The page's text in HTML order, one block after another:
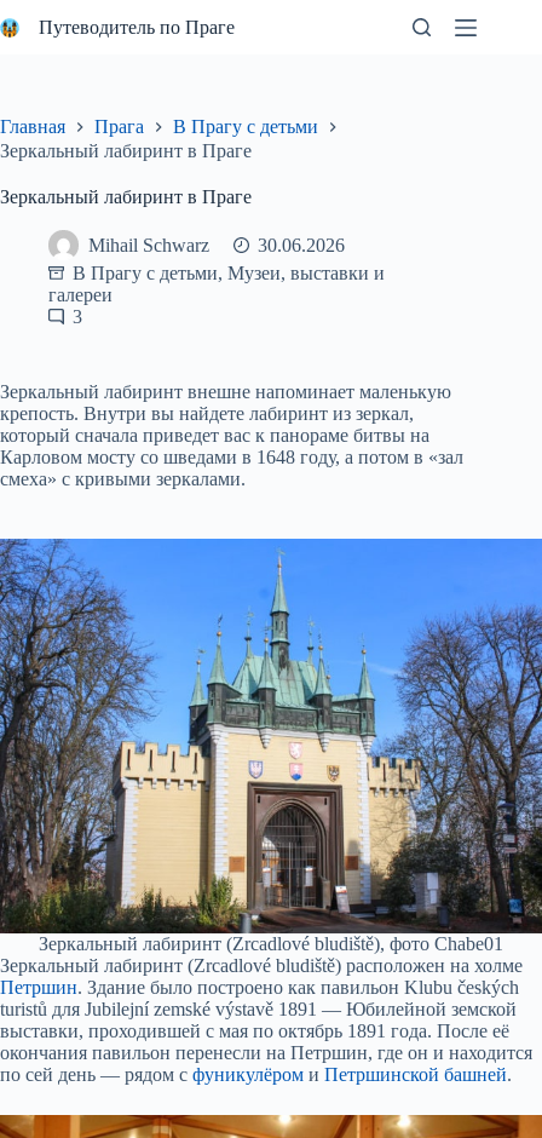
к
Путеводитель по Праге
Главная Прага
В Прагу с детьми
Зеркальный лабиринт в Праге
Зеркальный лабиринт в Праге
Mihail Schwarz
30.06.2026
В Прагу с детьми, Музеи, выставки и
галереи
3
Зеркальный лабиринт внешне напоминает маленькую
крепость. Внутри вы найдете лабиринт из зеркал,
который сначала приведет вас к панораме битвы на
Карловом мосту со шведами в 1648 году, а потом в «зал
смеха» с кривыми зеркалами.
Зеркальный лабиринт (Zrcadlové bludiště), фото Chabe01
Зеркальный лабиринт (Zrcadlové bludiště) расположен на холме
Петршин. Здание было построено как павильон Klubu českých
turistů для Jubilejní zemské výstavě 1891 — Юбилейной земской
выставки, проходившей с мая по октябрь 1891 года. После её
окончания павильон перенесли на Петршин, где он и находится
по сей день — рядом с фуникулёром и Петршинской башней.